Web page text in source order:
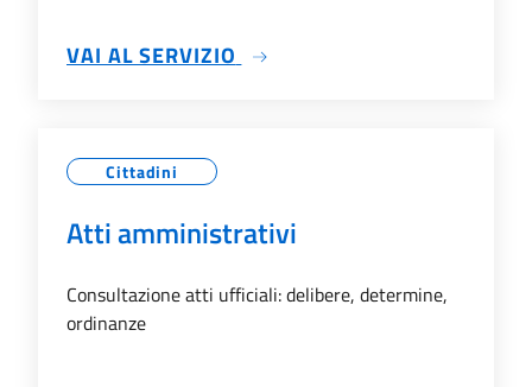
VAI AL SERVIZIO SU ALBO PRETORIO
Cittadini
Atti amministrativi
Consultazione atti ufficiali: delibere, determine,
ordinanze